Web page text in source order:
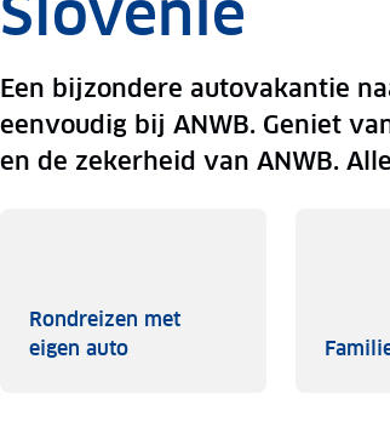
Slovenië
Een bijzondere autovakantie
eenvoudig bij ANWB. Geniet
en de zekerheid van ANWB.
Rondreizen met
eigen autoRondreizen met eigen auto